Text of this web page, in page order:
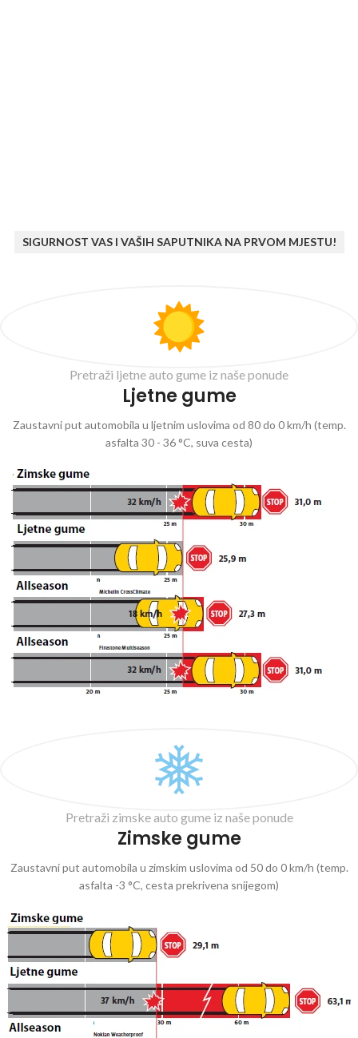
SIGURNOST VAS I VAŠIH SAPUTNIKA NA PRVOM MJESTU!
Pretraži ljetne auto gume iz naše ponude
Ljetne gume
Zaustavni put automobila u ljetnim uslovima od 80 do 0 km/h (temp.
asfalta 30 - 36 °C, suva cesta)
Pretraži zimske auto gume iz naše ponude
Zimske gume
Zaustavni put automobila u zimskim uslovima od 50 do 0 km/h (temp.
asfalta -3 °C, cesta prekrivena snijegom)